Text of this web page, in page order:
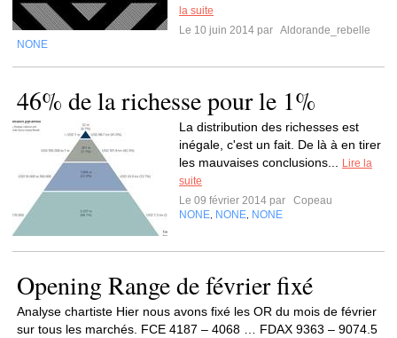
la suite
Le 10 juin 2014 par Aldorande_rebelle
NONE
46% de la richesse pour le 1%
La distribution des richesses est
inégale, c'est un fait. De là à en tirer
les mauvaises conclusions...
Lire la
suite
Le 09 février 2014 par
Copeau
NONE NONE NONE
Opening Range de février fixé
Analyse chartiste Hier nous avons fixé les OR du mois de février
sur tous les marchés. FCE 4187 – 4068 … FDAX 9363 – 9074.5